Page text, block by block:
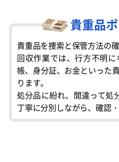
貴重品
貴重品を捜索と保管方法の
回収作業では、行方不明
帳、身分証、お金といった
ります。
処分品に紛れ、間違って処
丁寧に分別しながら、確認